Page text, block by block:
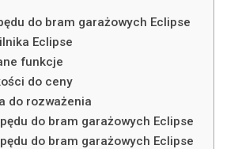
do bram garażowych Eclipse
Eclipse
funkcje
do ceny
do rozważenia
do bram garażowych Eclipse
do bram garażowych Eclipse